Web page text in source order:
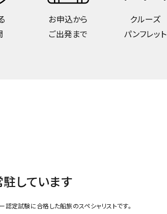
お申込から
ご出発まで
クルーズ
パンフレット
しています
認定試験に合格した船旅のスペシャリストです。